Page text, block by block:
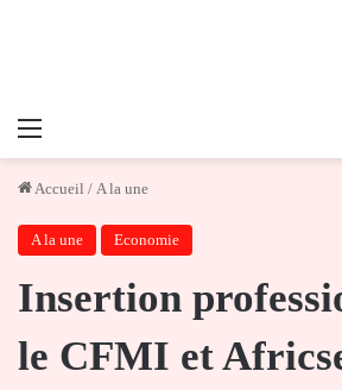
Menu
Accueil / A la une
A la une Economie
Insertion
le CFMI et